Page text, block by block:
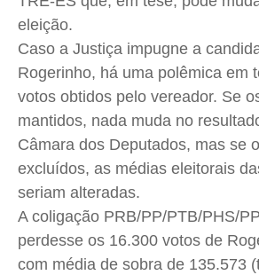
eleição.
Caso a Justiça impugne a
Rogerinho, há uma polêmica em
votos obtidos pelo vereador. Se
mantidos, nada muda no
Câmara dos Deputados, mas se
excluídos, as médias eleitorais
seriam alteradas.
A coligação PRB/PP/PTB/PHS/
perdesse os 16.300 votos de
com média de sobra de 135.573